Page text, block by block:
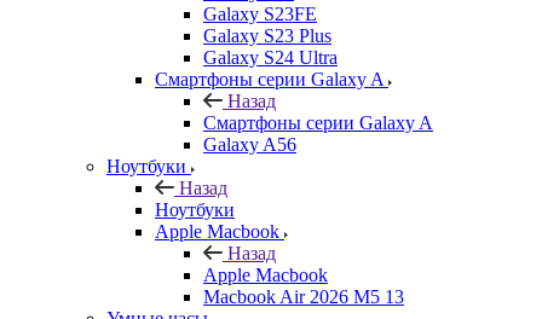
Galaxy S23FE
Galaxy S23 Plus
Galaxy S24 Ultra
Смартфоны серии Galaxy A
Назад
Смартфоны серии Galaxy A
Galaxy A56
Ноутбуки
Назад
Ноутбуки
Apple Macbook
Назад
Apple Macbook
Macbook Air 2026 M5 13